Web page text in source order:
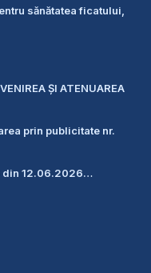
sănătatea ficatului,
ŞI ATENUAREA
prin publicitate nr.
din 12.06.2026…